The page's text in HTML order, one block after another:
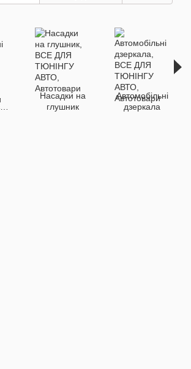
Насадки на
глушник
Автомобільні
дзеркала